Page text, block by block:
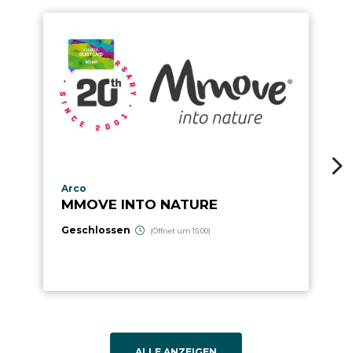
aria.poi_location_prefix
Arco
MMOVE INTO NATURE
Geschlossen (Öffnet um 15:00)